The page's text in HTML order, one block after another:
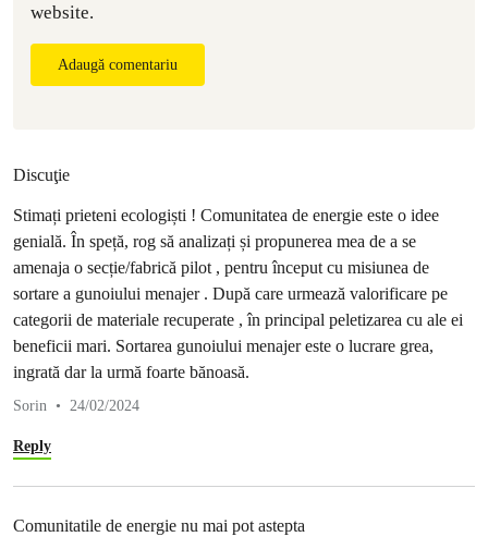
website.
Adaugă comentariu
Discuţie
Stimați prieteni ecologiști ! Comunitatea de energie este o idee
genială. În speță, rog să analizați și propunerea mea de a se
amenaja o secție/fabrică pilot , pentru început cu misiunea de
sortare a gunoiului menajer . După care urmează valorificare pe
categorii de materiale recuperate , în principal peletizarea cu ale ei
beneficii mari. Sortarea gunoiului menajer este o lucrare grea,
ingrată dar la urmă foarte bănoasă.
Sorin 24/02/2024
Reply
Comunitatile de energie nu mai pot astepta